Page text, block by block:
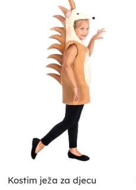
Kostim ježa za djecu